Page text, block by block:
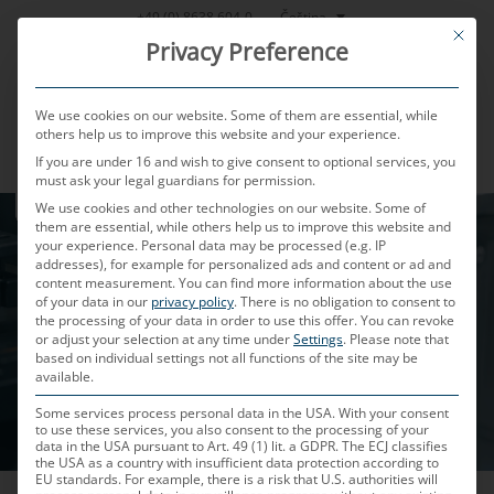
Přeskočit
+49 (0) 8638 604-0 Čeština
MENU
This
Privacy Preference
We use cookies on our website. Some of them are essential, while
others help us to improve this website and your experience.
If you are under 16 and wish to give consent to optional services, you
must ask your legal guardians for permission.
We use cookies and other technologies on our website. Some of
them are essential, while others help us to improve this website and
your experience. Personal data may be processed (e.g. IP
addresses), for example for personalized ads and content or ad and
content measurement.You can find more information about the use
of your data in our privacy policy.There is no obligation to consent to
the processing of your data in order to use this offer.You can revoke
or adjust your selection at any time underSettings. Please note that
based on individual settings not all functions of the site may be
available.
Some services process personal data in the USA. With your consent
to use these services, you also consent to the processing of your
data in the USA pursuant to Art. 49 (1) lit. a GDPR. The ECJ classifies
the USA as a country with insufficient data protection according to
EU standards. For example, there is a risk that U.S. authorities will